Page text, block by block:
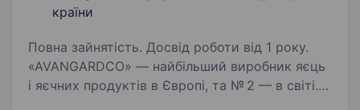
країни
Повна зайнятість. Досвід роботи від 1 року.
«AVANGARDCO» — найбільший виробник яєць
і яєчних продуктів в Європі, та № 2 — в світі.